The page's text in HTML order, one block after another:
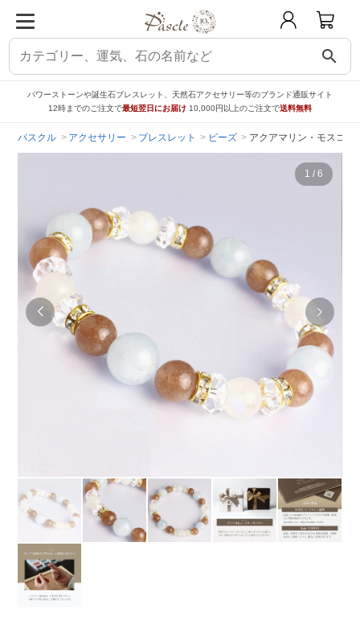
search
パワーストーンや誕生石ブレスレット、天然石アクセサリー等のブランド通販サイト
12時までのご注文で最短翌日にお届け 10,000円以上のご注文で送料無料
パスクル アクセサリー ブレスレット ビーズ アクアマリン・モスコバ
1 / 6